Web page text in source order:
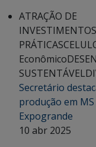
ATRAÇÃO DE
INVESTIMENTOS
PRÁTICAS
Econômico
SUSTENTÁVEL
Secretário
produção em
Expogrande
10 abr 2025